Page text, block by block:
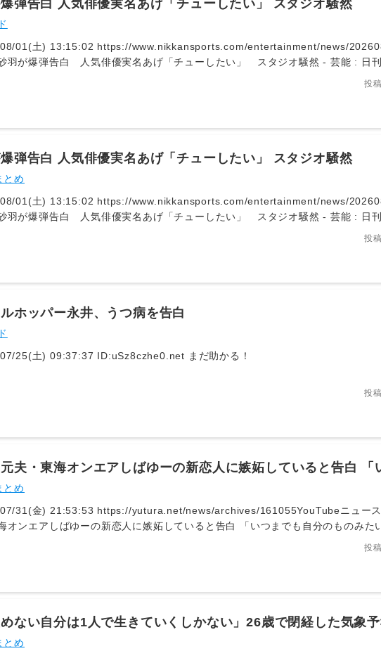
弾告白 人気俳優実名あげ「チューしたい」 スタジオ騒然
01(土) 13:15:02 https://www.nikkansports.com/entertainment/news/
羽が爆弾告白 人気俳優実名あげ「チューしたい」 スタジオ騒然 - 芸能 : 日刊
日に配信されたABEMA「ダマってられない女たち season3」に出演。キスし
）鈴木は「だから私さ、（役柄が）本当に恋愛に程遠いんだよね、いつも
投
弾告白 人気俳優実名あげ「チューしたい」 スタジオ騒然
とめ
01(土) 13:15:02 https://www.nikkansports.com/entertainment/news/
羽が爆弾告白 人気俳優実名あげ「チューしたい」 スタジオ騒然 - 芸能 : 日刊
日に配信されたABEMA「ダマってられない女たち season3」に出演。キスし
）鈴木は「だから私さ、（役柄が）本当に恋愛に程遠いんだよね、いつも
投
ホッパー永井、うつ病を告白
25(土) 09:37:37 ID:uSz8czhe0.net まだ助かる！
投
夫・東海オンエアしばゆーの新恋人に嫉妬していると告白 「
思っちゃってる」
とめ
31(金) 21:53:53 https://yutura.net/news/archives/161055YouTubeニュース
オンエアしばゆーの新恋人に嫉妬していると告白 「いつまでも自分のものみた
ス | ユーチュラ7月30日、「ぷろたん」（登録者数211万人）が公開したコラボ
。 レイナとの初 [&hellip;]あやなんは「なんか新しい彼女ができて、最近いろ
つまでも自分のものみたいに思っちゃってんのかもしれないんだけど」と自己
そのときは、その4人で仲良くしてたわけで、それまでは大丈夫だった」と振り
投
めない自分は1人で生きていくしかない」26歳で閉経した気象
「子連れを避けるように」
とめ